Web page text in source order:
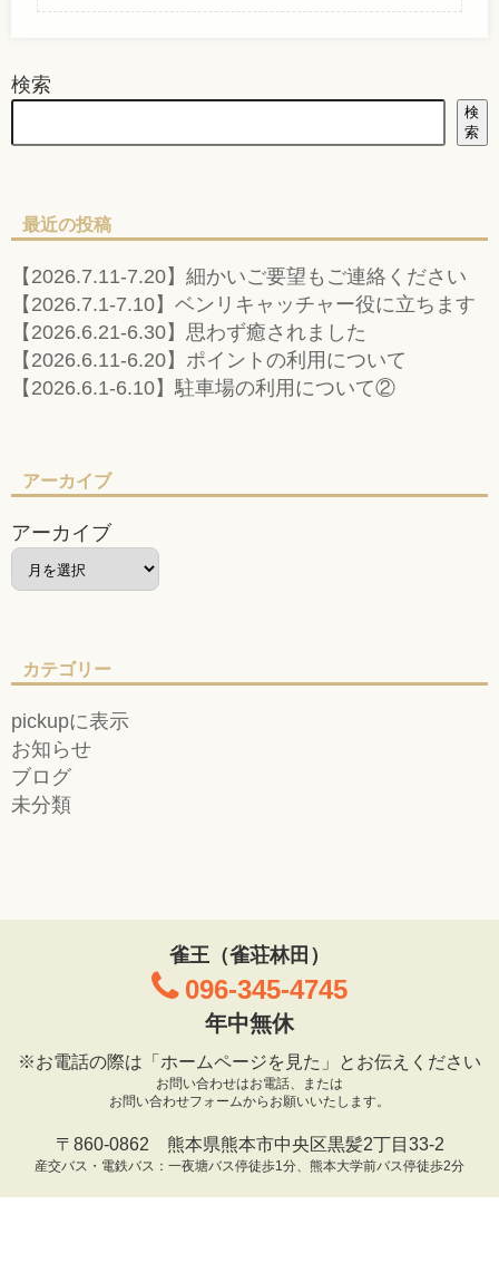
検索
検
索
最近の投稿
【2026.7.11-7.20】細かいご要望もご連絡ください
【2026.7.1-7.10】ベンリキャッチャー役に立ちます
【2026.6.21-6.30】思わず癒されました
【2026.6.11-6.20】ポイントの利用について
【2026.6.1-6.10】駐車場の利用について②
アーカイブ
アーカイブ
カテゴリー
pickupに表示
お知らせ
ブログ
未分類
雀王（雀荘林田）
096-345-4745
年中無休
※お電話の際は「ホームページを見た」とお伝えください
お問い合わせはお電話、または
お問い合わせフォームからお願いいたします。
〒860-0862 熊本県熊本市中央区黒髪2丁目33-2
産交バス・電鉄バス：一夜塘バス停徒歩1分、熊本大学前バス停徒歩2分